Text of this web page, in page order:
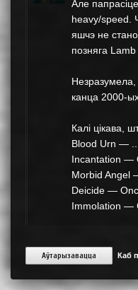
Але
heavy/speed.
яшчэ не
позняга Lamb
канца 2000-
Калі цікава,
Blood Urn —
Incantation —
Morbid Angel
Deicide —
Immolation —
Аўтарызавацца Каб